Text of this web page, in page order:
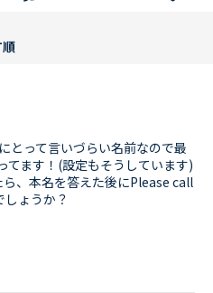
とって言いづらい名前なので最
てます！(設定もそうしています)
、本名を答えた後にPlease call
ょうか？